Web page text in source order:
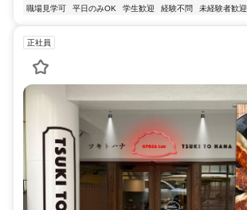
職場見学可
平日のみOK 学生歓迎 経験不問 未経験者歓迎
正社員